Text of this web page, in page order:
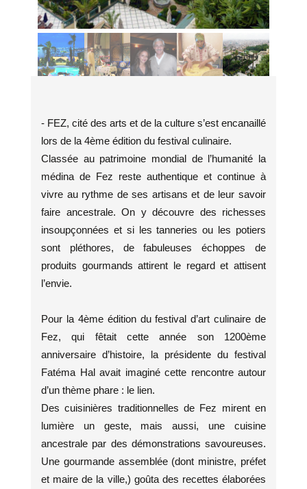
- FEZ, cité des arts et de la culture s’est encanaillé
lors de la 4ème édition du festival culinaire.
Classée au patrimoine mondial de l’humanité la
médina de Fez reste authentique et continue à
vivre au rythme de ses artisans et de leur savoir
faire ancestrale. On y découvre des richesses
insoupçonnées et si les tanneries ou les potiers
sont pléthores, de fabuleuses échoppes de
produits gourmands attirent le regard et attisent
l’envie.
Pour la 4ème édition du festival d’art culinaire de
Fez, qui fêtait cette année son 1200ème
anniversaire d’histoire, la présidente du festival
Fatéma Hal avait imaginé cette rencontre autour
d’un thème phare : le lien.
Des cuisinières traditionnelles de Fez mirent en
lumière un geste, mais aussi, une cuisine
ancestrale par des démonstrations savoureuses.
Une gourmande assemblée (dont ministre, préfet
et maire de la ville,) goûta des recettes élaborées